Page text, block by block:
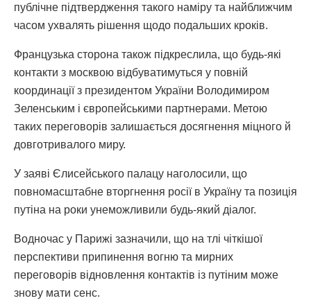
публічне підтвердження такого наміру та найближчим
часом ухвалять рішення щодо подальших кроків.
Французька сторона також підкреслила, що будь-які
контакти з москвою відбуватимуться у повній
координації з президентом України Володимиром
Зеленським і європейськими партнерами. Метою
таких переговорів залишається досягнення міцного й
довготривалого миру.
У заяві Єлисейського палацу наголосили, що
повномасштабне вторгнення росії в Україну та позиція
путіна на роки унеможливили будь-який діалог.
Водночас у Парижі зазначили, що на тлі чіткішої
перспективи припинення вогню та мирних
переговорів відновлення контактів із путіним може
знову мати сенс.